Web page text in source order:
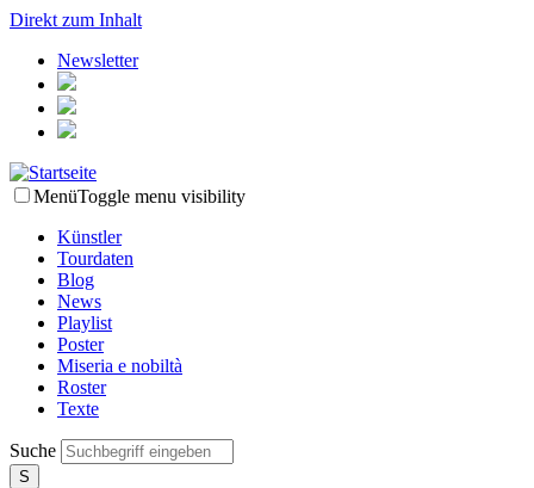
Direkt zum Inhalt
Newsletter
MenüToggle menu visibility
Künstler
Tourdaten
Blog
News
Playlist
Poster
Miseria e nobiltà
Roster
Texte
Suche